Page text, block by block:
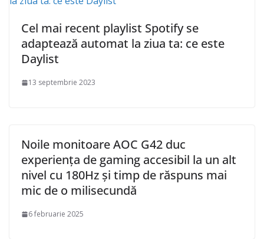
Cel mai recent playlist Spotify se
adaptează automat la ziua ta: ce este
Daylist
13 septembrie 2023
Noile monitoare AOC G42 duc
experiența de gaming accesibil la un alt
nivel cu 180Hz și timp de răspuns mai
mic de o milisecundă
6 februarie 2025